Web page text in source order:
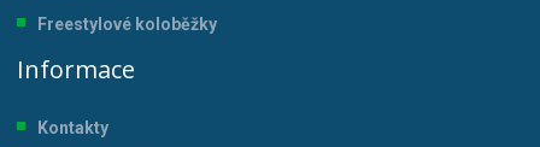
Freestylové koloběžky
Informace
Kontakty